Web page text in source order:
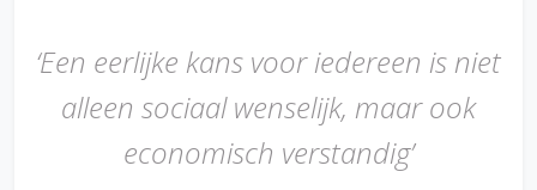
‘Een eerlijke kans voor iedereen is niet
alleen sociaal wenselijk, maar ook
economisch verstandig’